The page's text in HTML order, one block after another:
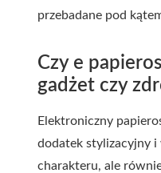
przebadane pod
Czy e
gadżet czy
Elektroniczny
dodatek stylizacyjny
charakteru, ale